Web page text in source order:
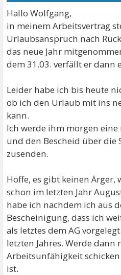
Hallo Wolfgang,
in meinem Arbeitsvertrag
Urlaubsanspruch nach
das neue Jahr
dem 31.03. verfällt er dann
Leider habe ich bis heute
ob ich den Urlaub mit ins
kann.
Ich werde ihm morgen
und den Bescheid über die
zusenden.
Hoffe, es gibt keinen Ärger,
schon im letzten Jahr
habe ich nachdem ich aus
Bescheinigung, dass ich
als letztes dem AG
letzten Jahres. Werde dann
Arbeitsunfähigkeit
ist.